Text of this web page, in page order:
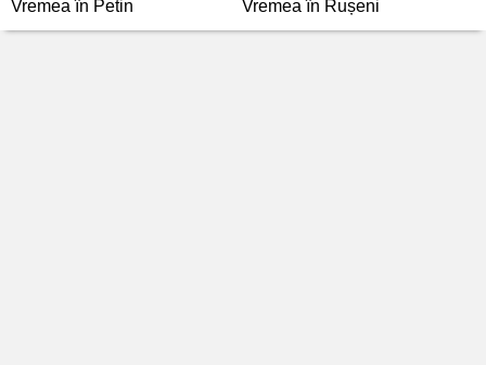
Vremea în Petin Vremea în Rușeni